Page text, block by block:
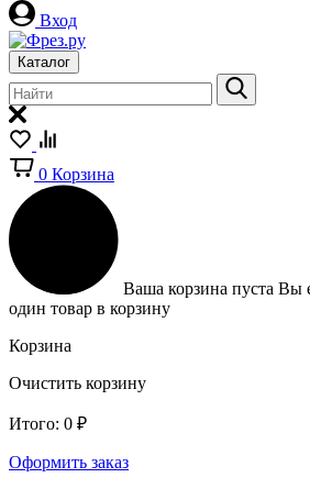
Вход
Каталог
0 Корзина
Ваша корзина пуста Вы
один товар в корзину
Корзина
Очистить корзину
Итого: 0 ₽
Оформить заказ